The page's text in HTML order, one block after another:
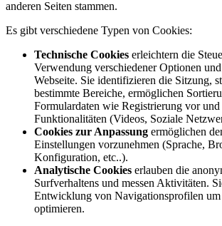
anderen Seiten stammen.
Es gibt verschiedene Typen von Cookies:
Technische Cookies erleichtern die
Verwendung verschiedener Optionen
Webseite. Sie identifizieren die Sitzung,
bestimmte Bereiche, ermöglichen
Formulardaten wie Registrierung vor und
Funktionalitäten (Videos, Soziale
Cookies zur Anpassung ermöglichen
Einstellungen vorzunehmen (Sprache,
Konfiguration, etc..).
Analytische Cookies erlauben die
Surfverhaltens und messen Aktivitäten.
Entwicklung von Navigationsprofilen um
optimieren.